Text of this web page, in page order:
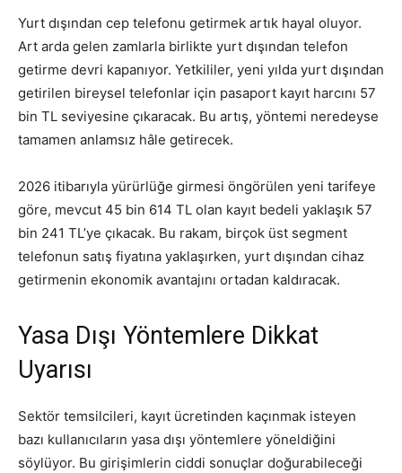
Yurt dışından cep telefonu getirmek artık hayal oluyor.
Art arda gelen zamlarla birlikte yurt dışından telefon
getirme devri kapanıyor. Yetkililer, yeni yılda yurt dışından
getirilen bireysel telefonlar için pasaport kayıt harcını 57
bin TL seviyesine çıkaracak. Bu artış, yöntemi neredeyse
tamamen anlamsız hâle getirecek.
2026 itibarıyla yürürlüğe girmesi öngörülen yeni tarifeye
göre, mevcut 45 bin 614 TL olan kayıt bedeli yaklaşık 57
bin 241 TL’ye çıkacak. Bu rakam, birçok üst segment
telefonun satış fiyatına yaklaşırken, yurt dışından cihaz
getirmenin ekonomik avantajını ortadan kaldıracak.
Yasa Dışı Yöntemlere Dikkat
Uyarısı
Sektör temsilcileri, kayıt ücretinden kaçınmak isteyen
bazı kullanıcıların yasa dışı yöntemlere yöneldiğini
söylüyor. Bu girişimlerin ciddi sonuçlar doğurabileceği